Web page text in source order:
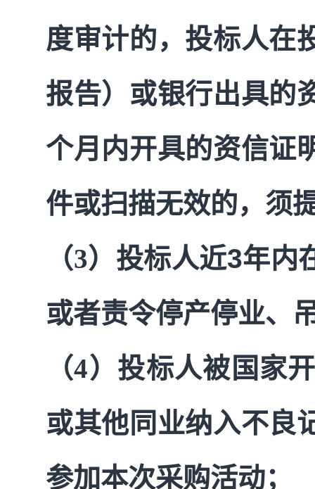
度审计的，投标人在
报告）或银行出具的
个月内开具的资信证
件或扫描无效的，须
（3）投标人近3年内
或者责令停产停业、
（4）投标人被国家
或其他同业纳入不良
参加本次采购活动；